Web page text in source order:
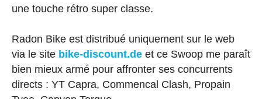
une touche rétro super classe.
Radon Bike est distribué uniquement sur le web
via le site bike-discount.de et ce Swoop me paraît
bien mieux armé pour affronter ses concurrents
directs : YT Capra, Commencal Clash, Propain